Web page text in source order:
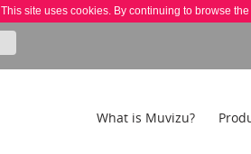
This site uses cookies. By continuing to browse
What is Muvizu?